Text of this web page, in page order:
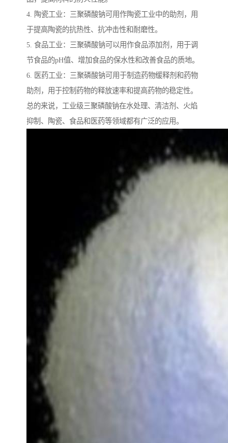
4. 陶瓷工业：三聚磷酸钠可用作陶瓷工业中的助剂，用
于提高陶瓷的抗热性、抗冲击性和耐磨性。
5. 食品工业：三聚磷酸钠可以用作食品添加剂，用于调
节食品的pH值、增加食品的保水性和改善食品的质地。
6. 医药工业：三聚磷酸钠可用于制造药物缓释剂和药物
助剂，用于控制药物的释放速率和提高药物的稳定性。
总的来说，工业级三聚磷酸钠在水处理、清洁剂、火焰
抑制、陶瓷、食品和医药等领域都有广泛的应用。